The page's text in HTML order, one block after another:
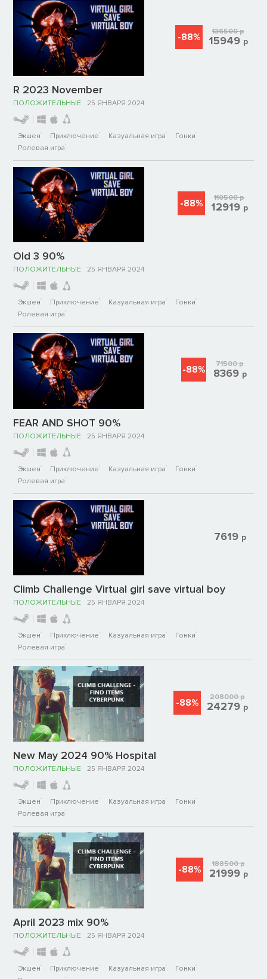
R 2023 November
ПОЛОЖИТЕЛЬНЫЕ 25 ЯНВАРЯ 2024
Экшен Приключение Казуальная игра
Гонки
Ролевая игра
-88% 136500р
15949 р
Old 3 90%
ПОЛОЖИТЕЛЬНЫЕ 25 ЯНВАРЯ 2024
Экшен Приключение Казуальная игра
Гонки
Ролевая игра
-88% 110500р
12919 р
FEAR AND SHOT 90%
ПОЛОЖИТЕЛЬНЫЕ 25 ЯНВАРЯ 2024
Экшен Приключение Казуальная игра
Гонки
Ролевая игра
-88% 71500р
8369 р
Climb Challenge Virtual girl save virtual boy
ПОЛОЖИТЕЛЬНЫЕ 25 ЯНВАРЯ 2024
Экшен Приключение Казуальная игра
Гонки
Ролевая игра
7619 р
New May 2024 90% Hospital
ПОЛОЖИТЕЛЬНЫЕ 25 ЯНВАРЯ 2024
Экшен Приключение Казуальная игра
Гонки
Ролевая игра
-88% 208000р
24279 р
April 2023 mix 90%
ПОЛОЖИТЕЛЬНЫЕ 25 ЯНВАРЯ 2024
Экшен Приключение Казуальная игра
Гонки
-88% 188500р
21999 р